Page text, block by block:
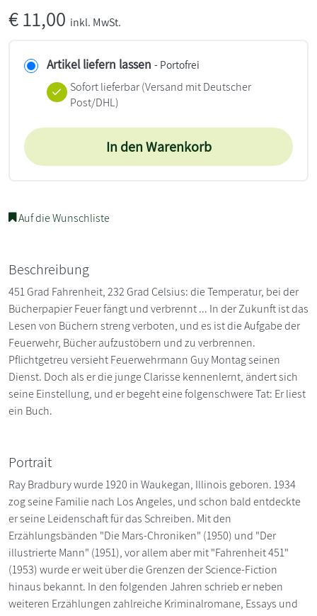
€11,00 inkl. MwSt.
Artikel liefern lassen - Portofrei
Sofort lieferbar(Versand mit Deutscher
Post/DHL)
In den Warenkorb
Auf die Wunschliste
Beschreibung
451 Grad Fahrenheit, 232 Grad Celsius: die Temperatur, bei der
Bücherpapier Feuer fängt und verbrennt ... In der Zukunft ist das
Lesen von Büchern streng verboten, und es ist die Aufgabe der
Feuerwehr, Bücher aufzustöbern und zu verbrennen.
Pflichtgetreu versieht Feuerwehrmann Guy Montag seinen
Dienst. Doch als er die junge Clarisse kennenlernt, ändert sich
seine Einstellung, und er begeht eine folgenschwere Tat: Er liest
ein Buch.
Portrait
Ray Bradbury wurde 1920 in Waukegan, Illinois geboren. 1934
zog seine Familie nach Los Angeles, und schon bald entdeckte
er seine Leidenschaft für das Schreiben. Mit den
Erzählungsbänden "Die Mars-Chroniken" (1950) und "Der
illustrierte Mann" (1951), vor allem aber mit "Fahrenheit 451"
(1953) wurde er weit über die Grenzen der Science-Fiction
hinaus bekannt. In den folgenden Jahren schrieb er neben
weiteren Erzählungen zahlreiche Kriminalromane, Essays und